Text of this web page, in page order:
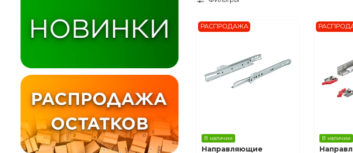
РАСПРОДАЖА
В наличии
Направляющие
В наличии